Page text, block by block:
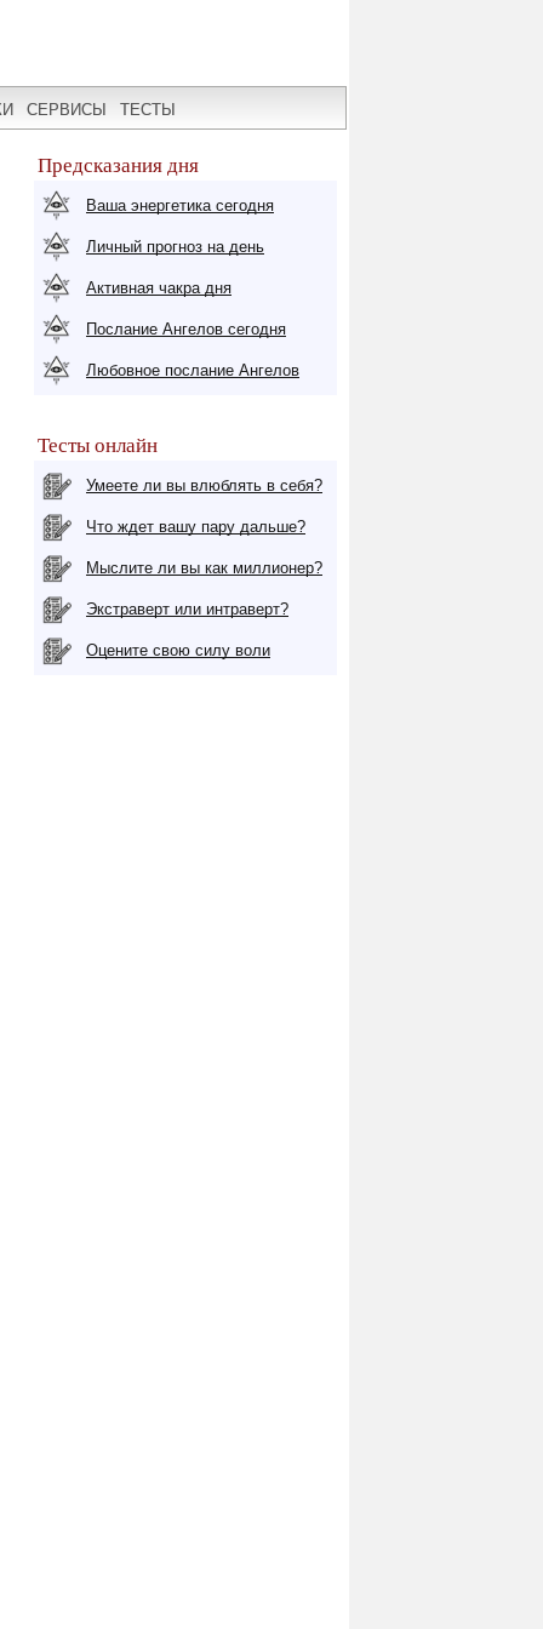
СЕРВИСЫ ТЕСТЫ
Предсказания дня
Ваша энергетика сегодня
Личный прогноз на день
Активная чакра дня
Послание Ангелов сегодня
Любовное послание Ангелов
Тесты онлайн
Умеете ли вы влюблять в себя?
Что ждет вашу пару дальше?
Мыслите ли вы как миллионер?
Экстраверт или интраверт?
Оцените свою силу воли